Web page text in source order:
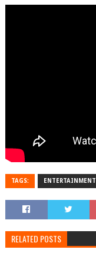
TAGS: ENTERTAINMENT
RELATED POSTS